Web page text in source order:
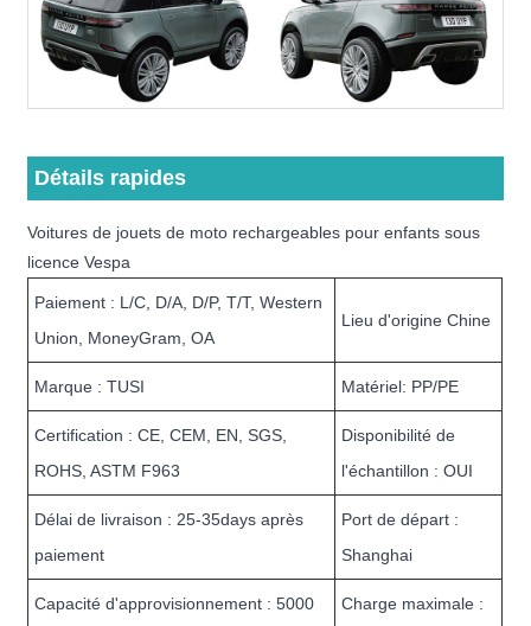
Détails rapides
Voitures de jouets de moto rechargeables pour enfants sous
licence Vespa
Paiement : L/C, D/A, D/P, T/T, Western
Union, MoneyGram, OA
Lieu d'origine Chine
Marque : TUSI Matériel: PP/PE
Certification : CE, CEM, EN, SGS,
ROHS, ASTM F963
Disponibilité de
l'échantillon : OUI
Délai de livraison : 25-35days après
paiement
Port de départ :
Shanghai
Capacité d'approvisionnement : 5000
Charge maximale :